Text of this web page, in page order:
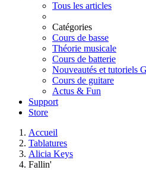
Tous les articles
Catégories
Cours de basse
Théorie musicale
Cours de batterie
Nouveautés et tutoriels
Cours de guitare
Actus & Fun
Support
Store
Accueil
Tablatures
Alicia Keys
Fallin'